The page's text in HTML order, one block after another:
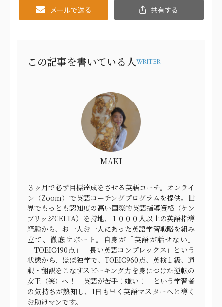
Email
共
有
この記事を書いている人WRITER
MAKI
３ヶ月で必ず目標達成をさせる英語コーチ。オンライ
ン（Zoom）で英語コーチングプログラムを提供。世
界でもっとも認知度の高い国際的英語指導資格（ケン
ブリッジCELTA）を持地、１０００人以上の英語指導
経験から、お一人お一人にあった英語学習戦略を組み
立て、徹底サポート。自身が「英語が話せない」
「TOEIC490点」「長い英語コンプレックス」という
状態から、ほぼ独学で、TOEIC960点、英検１級、通
訳・翻訳をこなすスピーキング力を身につけた逆転の
女王（笑）へ！「英語が苦手！嫌い！」という学習者
の気持ちが熟知し、1日も早く英語マスターへと導く
お助けマンです。